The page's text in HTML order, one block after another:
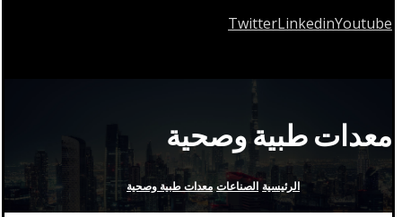
TwitterLinkedinYoutube
معدات طبية وصحية
الرئيسية الصناعات معدات طبية وصحية